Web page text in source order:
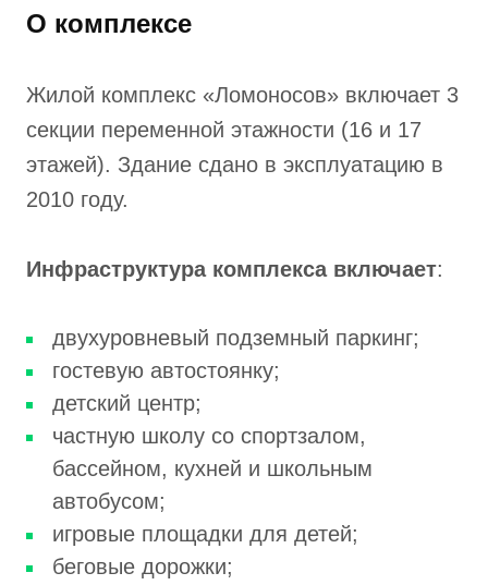
О комплексе
Жилой комплекс «Ломоносов» включает 3
секции переменной этажности (16 и 17
этажей). Здание сдано в эксплуатацию в
2010 году.
Инфраструктура комплекса включает:
двухуровневый подземный паркинг;
гостевую автостоянку;
детский центр;
частную школу со спортзалом,
бассейном, кухней и школьным
автобусом;
игровые площадки для детей;
беговые дорожки;